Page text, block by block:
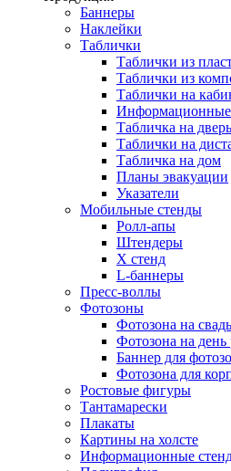
Баннеры
Наклейки
Таблички
Таблички из
Таблички из
Таблички на
Информационные
Табличка на дверь
Таблички на
Табличка на дом
Планы эвакуации
Указатели
Мобильные стенды
Ролл-апы
Штендеры
Х стенд
L-баннеры
Пресс-воллы
Фотозоны
Фотозона на
Фотозона на
Баннер для
Фотозона для
Ростовые фигуры
Тантамарески
Плакаты
Картины на холсте
Информационные